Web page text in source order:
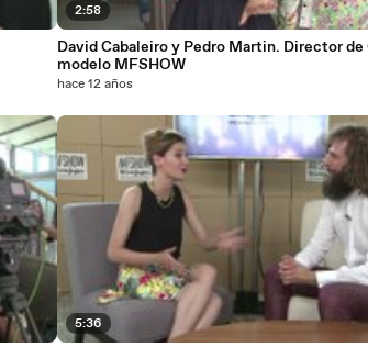
2:58
David Cabaleiro y Pedro Martin. Director
modelo MFSHOW
hace 12 años
5:36